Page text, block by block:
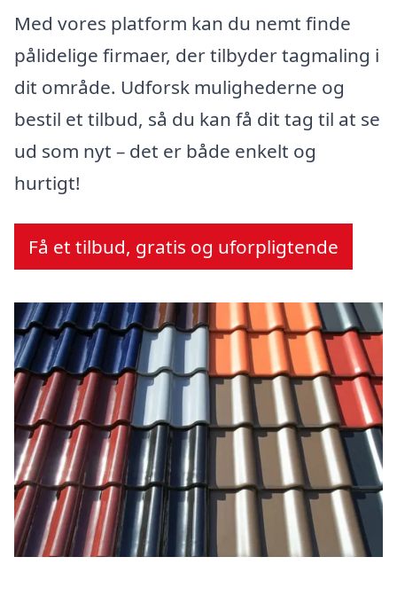
Med vores platform kan du nemt finde
pålidelige firmaer, der tilbyder tagmaling i
dit område. Udforsk mulighederne og
bestil et tilbud, så du kan få dit tag til at se
ud som nyt – det er både enkelt og
hurtigt!
Få et tilbud, gratis og uforpligtende